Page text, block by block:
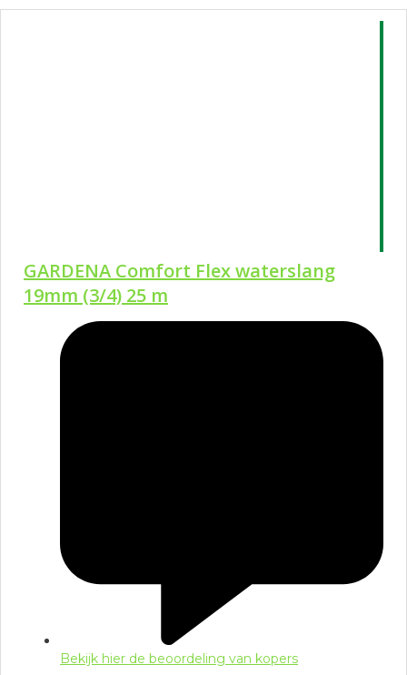
GARDENA Comfort Flex waterslang
19mm (3/4) 25 m
Bekijk hier de beoordeling van kopers